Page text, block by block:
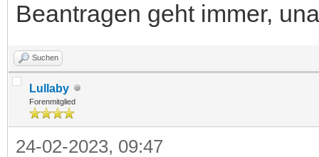
Beantragen geht immer,
Suchen
Lullaby
Forenmitglied
24-02-2023, 09:47